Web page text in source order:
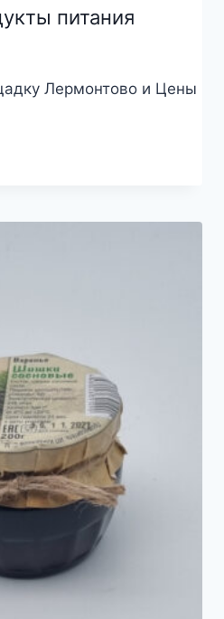
питания
Лермонтово и Цены